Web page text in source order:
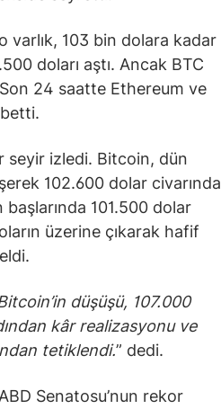
103 bin dolara kadar
doları aştı. Ancak BTC
24 saatte Ethereum ve
seyir izledi. Bitcoin, dün
102.600 dolar civarında
başlarında 101.500 dolar
üzerine çıkarak hafif
düşüşü, 107.000
kâr realizasyonu ve
tetiklendi.” dedi.
Senatosu’nun rekor